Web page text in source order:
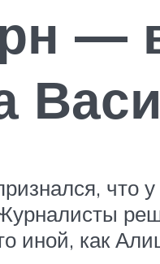
—
что
иной, как